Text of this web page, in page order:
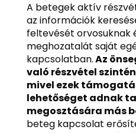
A betegek aktív
az információk
feltevését orvosuknak
meghozatalát saját
kapcsolatban.Az
való részvétel
mivel ezek
lehetőséget adnak
megosztására más
beteg kapcsolat